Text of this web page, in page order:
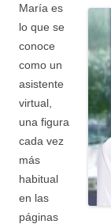
María es
lo que se
conoce
como un
asistente
virtual,
una figura
cada vez
más
habitual
en las
páginas